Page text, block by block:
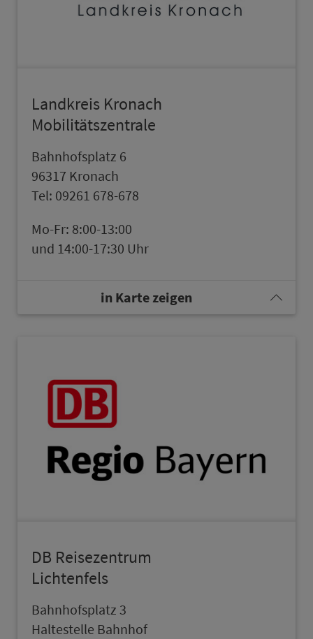
Land­kreis Kronach
Mo­bi­li­tätszentrale
Bahn­hofsplatz 6
96317 Kronach
Tel: 09261 678-678
Mo-Fr: 8:00-13:00
und 14:00-17:30 Uhr
in Karte zeigen
DB Reisezentrum
Lichten­fels
Bahn­hofsplatz 3
Hal­te­stel­le Bahn­hof